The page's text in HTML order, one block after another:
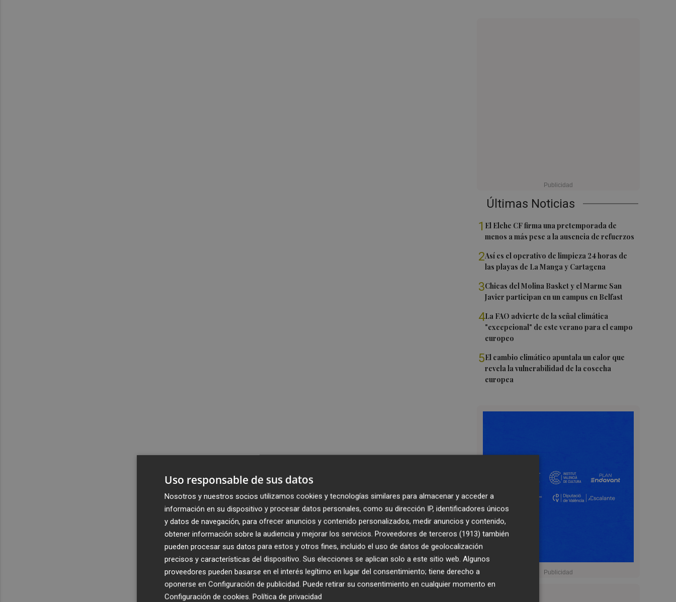
Últimas Noticias
1 El Elche CF firma una pretemporada de
menos a más pese a la ausencia de refuerzos
2Así es el operativo de limpieza 24 horas de
las playas de La Manga y Cartagena
3Chicas del Molina Basket y el Marme San
Javier participan en un campus en Belfast
4La FAO advierte de la señal climática
"excepcional" de este verano para el campo
europeo
5El cambio climático apuntala un calor que
revela la vulnerabilidad de la cosecha
europea
Uso responsable de sus datos
Nosotros y nuestros socios utilizamos cookies y tecnologías similares para almacenar y acceder a
información en su dispositivo y procesar datos personales, como su dirección IP, identificadores únicos
y datos de navegación, para ofrecer anuncios y contenido personalizados, medir anuncios y contenido,
obtener información sobre la audiencia y mejorar los servicios. Proveedores de terceros (1913) también
pueden procesar sus datos para estos y otros fines, incluido el uso de datos de geolocalización
precisos y características del dispositivo. Sus elecciones se aplican solo a este sitio web. Algunos
proveedores pueden basarse en el interés legítimo en lugar del consentimiento; tiene derecho a
oponerse en Configuración de publicidad. Puede retirar su consentimiento en cualquier momento en
Configuración de cookies. Política de privacidad